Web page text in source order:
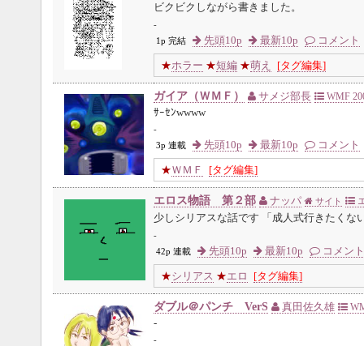
ビクビクしながら書きました。
-
1p 完結
先頭10p 最新10p コメント
★ホラー ★短編 ★萌え [タグ編集]
ガイア（ＷＭＦ） サメジ部長
WMF
ｻｰｾﾝwwww
-
3p 連載
先頭10p 最新10p コメント
★ＷＭＦ [タグ編集]
エロス物語 第２部 ナッパ サイト
少しシリアスな話です 「成人式行きたくな
-
42p 連載
先頭10p 最新10p コメント
★シリアス ★ エロ [タグ編集]
ダブル＠パンチ VerS 真田佐久雄
-
-